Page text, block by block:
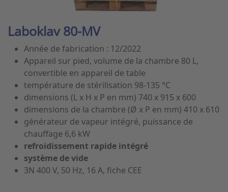
Laboklav 80-MV
Année de fabrication : 12/2022
Appareil sur pied, volume de la chambre 80 L,
convertible en appareil de table
température de stérilisation 98-135 °C
dimensions (L x H x P en mm) 740 x 915 x 600
dimensions de la chambre (Ø x P en mm) 410 x 610
générateur de vapeur intégré, puissance de
chauffage 6,6 kW
refroidissement rapide intégré
système de vide
3N 400 V, 50 Hz, 16 A, fiche CEE